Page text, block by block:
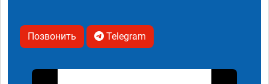
Позвонить Telegram